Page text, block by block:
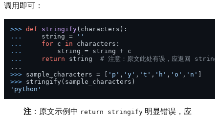
调用即可：
>>> def stringify( characters
...
    string =
''
...
for c in
...
...
return string # 注意：原文此处有误，应返回
>>> sample_characters = [ 'p' , 'y' , 't' , 'h' , 'o' , 'n'
>>>
'python'
注 ：原文示例中 return stringify 明显错误，应